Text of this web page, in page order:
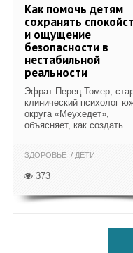
Как помочь детям
сохранять
и ощущение
безопасности в
нестабильной
реальности
Эфрат Перец-Томер,
клинический психолог
округа «Меухедет»,
объясняет, как создать...
ЗДОРОВЬЕ ДЕТИ
373